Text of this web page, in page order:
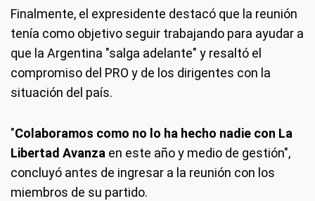
Finalmente, el expresidente destacó que la reunión
tenía como objetivo seguir trabajando para ayudar a
que la Argentina "salga adelante" y resaltó el
compromiso del PRO y de los dirigentes con la
situación del país.
"Colaboramos como no lo ha hecho nadie con La
Libertad Avanza en este año y medio de gestión",
concluyó antes de ingresar a la reunión con los
miembros de su partido.